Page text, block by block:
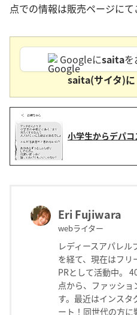
点での情報は販売ページにて
Googleにsaitaを
saita(サイタ)に
小学生からデパ
Eri Fujiwara
webライター
レディースアパレ
を経て、現在はフリ
PRとして活動中。
点から、ファッシ
す。最近はインスタ
ート！同世代の方に